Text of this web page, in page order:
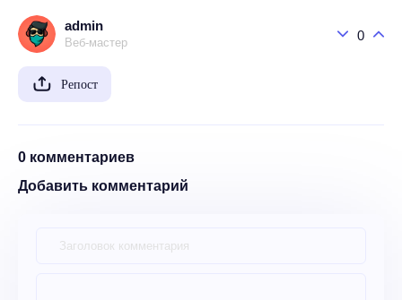
0
Репост
admin
Веб-мастер
0 комментариев
Добавить комментарий